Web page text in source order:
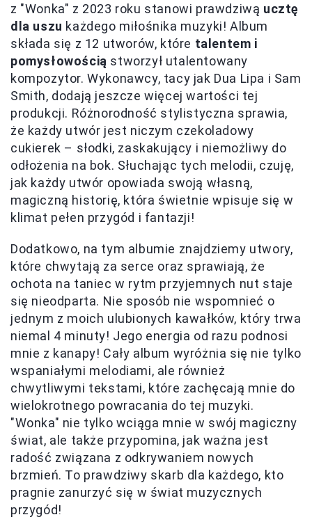
z "Wonka" z 2023 roku stanowi prawdziwą ucztę
dla uszu każdego miłośnika muzyki! Album
składa się z 12 utworów, które talentem i
pomysłowością stworzył utalentowany
kompozytor. Wykonawcy, tacy jak Dua Lipa i Sam
Smith, dodają jeszcze więcej wartości tej
produkcji. Różnorodność stylistyczna sprawia,
że każdy utwór jest niczym czekoladowy
cukierek – słodki, zaskakujący i niemożliwy do
odłożenia na bok. Słuchając tych melodii, czuję,
jak każdy utwór opowiada swoją własną,
magiczną historię, która świetnie wpisuje się w
klimat pełen przygód i fantazji!
Dodatkowo, na tym albumie znajdziemy utwory,
które chwytają za serce oraz sprawiają, że
ochota na taniec w rytm przyjemnych nut staje
się nieodparta. Nie sposób nie wspomnieć o
jednym z moich ulubionych kawałków, który trwa
niemal 4 minuty! Jego energia od razu podnosi
mnie z kanapy! Cały album wyróżnia się nie tylko
wspaniałymi melodiami, ale również
chwytliwymi tekstami, które zachęcają mnie do
wielokrotnego powracania do tej muzyki.
"Wonka" nie tylko wciąga mnie w swój magiczny
świat, ale także przypomina, jak ważna jest
radość związana z odkrywaniem nowych
brzmień. To prawdziwy skarb dla każdego, kto
pragnie zanurzyć się w świat muzycznych
przygód!